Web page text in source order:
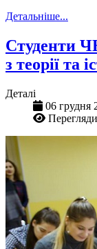
Детальніше...
Студенти
з теорії та
Деталі
06 грудня